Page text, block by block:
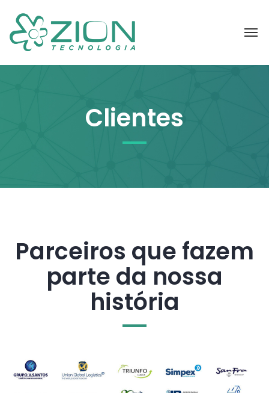
Clientes
Parceiros que fazem
parte da nossa
história